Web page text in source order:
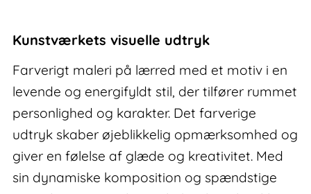
lærred
antal
Kunstværkets visuelle udtryk
Farverigt maleri på lærred med et motiv i en
levende og energifyldt stil, der tilfører rummet
personlighed og karakter. Det farverige
udtryk skaber øjeblikkelig opmærksomhed og
giver en følelse af glæde og kreativitet. Med
sin dynamiske komposition og spændstige